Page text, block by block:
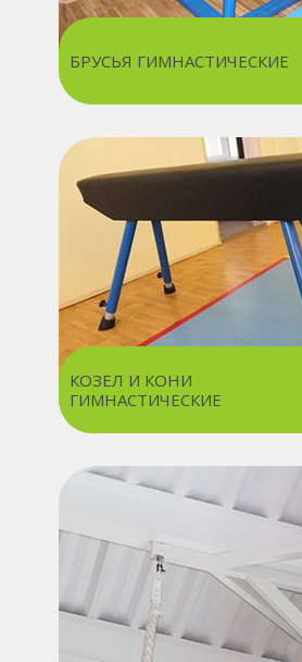
БРУСЬЯ ГИМНАСТИЧЕСКИЕ
КОЗЕЛ И КОНИ
ГИМНАСТИЧЕСКИЕ